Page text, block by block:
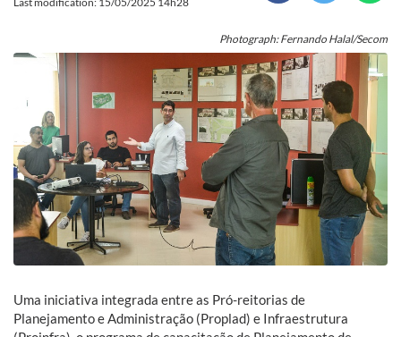
Photograph: Fernando Halal/Secom
Uma iniciativa integrada entre as Pró-reitorias de
Planejamento e Administração (Proplad) e Infraestrutura